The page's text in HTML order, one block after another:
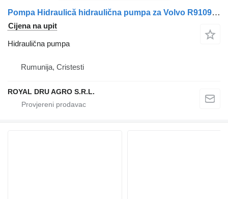
Pompa Hidraulică hidraulična pumpa za Volvo R910910181 A10VO45DFR1 kamiona
Cijena na upit
Hidraulična pumpa
Rumunija, Cristesti
ROYAL DRU AGRO S.R.L.